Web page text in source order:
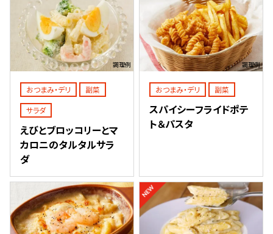
調理例
おつまみ・デリ
副菜
サラダ
えびとブロッコリーとマ
カロニのタルタルサラ
ダ
調理例
おつまみ・デリ 副菜
スパイシーフライドポテ
ト＆パスタ